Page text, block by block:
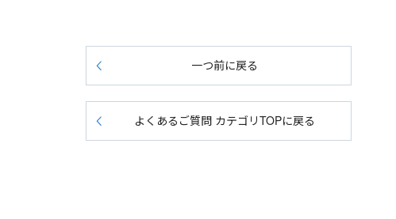
一つ前に戻る
よくあるご質問 カテゴリTOPに戻る